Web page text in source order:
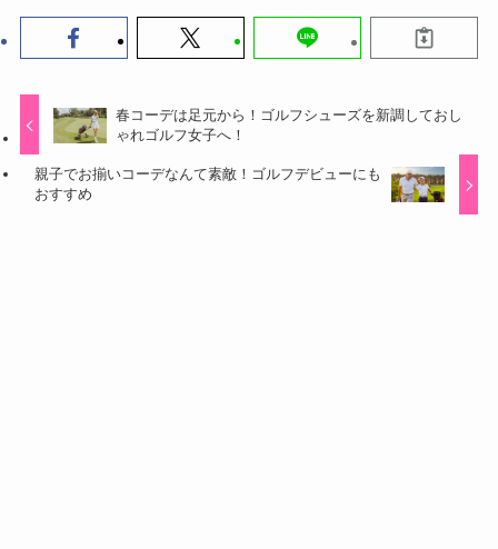
春コーデは足元から！ゴルフシューズを新調しておし
ゃれゴルフ女子へ！
親子でお揃いコーデなんて素敵！ゴルフデビューにも
おすすめ